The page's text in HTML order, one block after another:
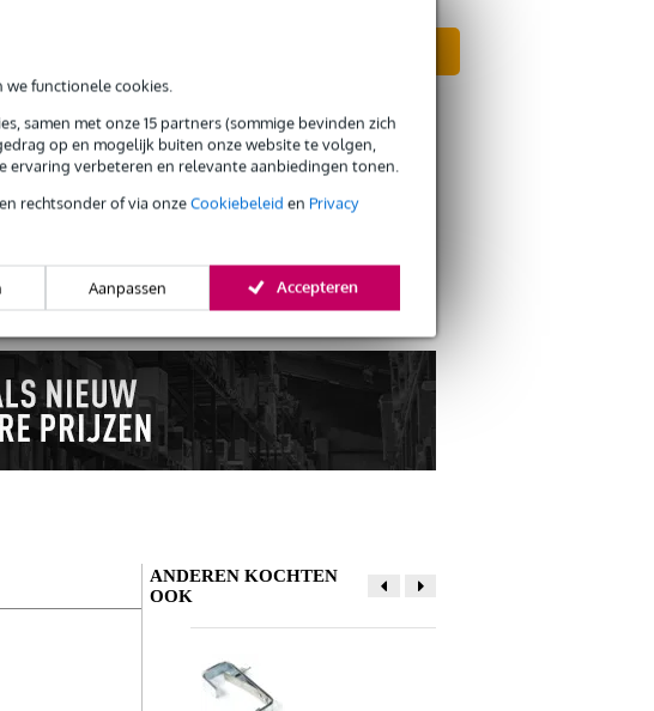
functionele cookies.
samen met onze 15 partners (sommige bevinden zich
op en mogelijk buiten onze website te volgen,
ervaring verbeteren en relevante aanbiedingen tonen.
rechtsonder of via onzeCookiebeleid en Privacy
Aanpassen Accepteren
Schrijf zelf een review
ANDEREN KOCHTEN
OOK